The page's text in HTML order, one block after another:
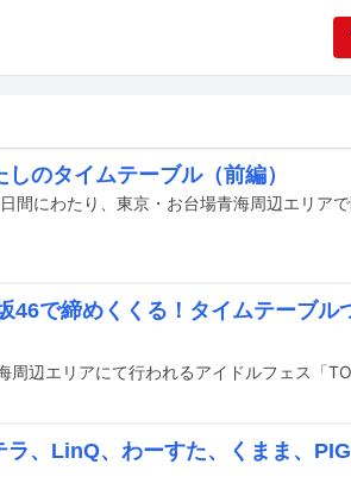
のタイムテーブル（前編）
46で締めくくる！タイムテーブル
ラ、LinQ、わーすた、くまま、